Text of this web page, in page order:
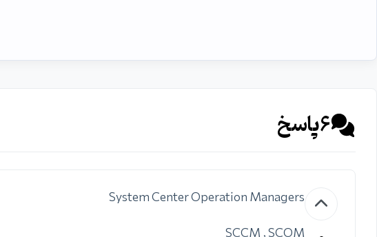
6پاسخ
System Center Operation Managers